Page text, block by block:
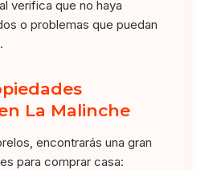
verifica que no haya
o problemas que puedan
La Malinche
encontrarás una gran
para comprar casa: